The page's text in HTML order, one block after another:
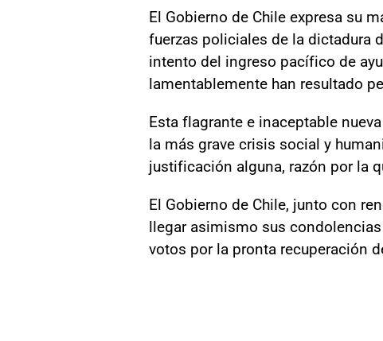
El Gobierno de Chile expresa su
fuerzas policiales de la dictadura
intento del ingreso pacífico de
lamentablemente han resultado
Esta flagrante e inaceptable
la más grave crisis social y
justificación alguna, razón por la
El Gobierno de Chile, junto con
llegar asimismo sus
votos por la pronta recuperación